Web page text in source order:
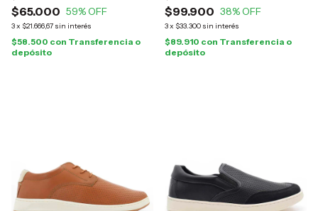
$65.000 59% OFF
3x $21.666,67 sin interés
$58.500 con Transferencia o
depósito
$99.900 38% OFF
3x $33.300 sin interés
$89.910 con Transferencia o
depósito